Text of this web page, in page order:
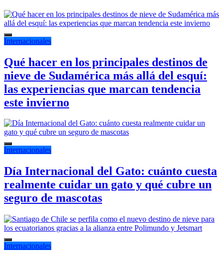
Internacionales
Qué hacer en los principales destinos de
nieve de Sudamérica más allá del esquí:
las experiencias que marcan tendencia
este invierno
Internacionales
Día Internacional del Gato: cuánto cuesta
realmente cuidar un gato y qué cubre un
seguro de mascotas
Internacionales